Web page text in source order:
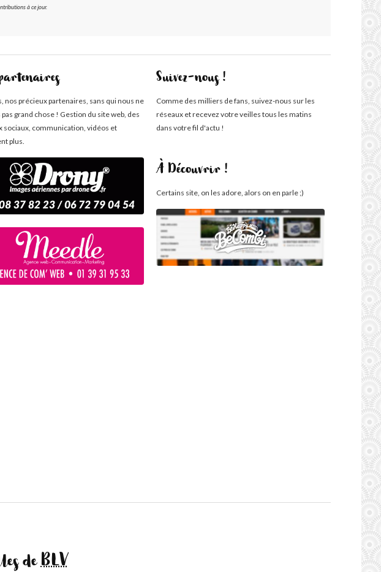
à ce jour.
nos précieux partenaires, sans qui nous ne
grand chose ! Gestion du site web, des
sociaux, communication, vidéos et
plus.
Suivez-nous !
Comme des milliers de fans, suivez-nous sur les
réseaux et recevez votre veilles tous les matins
dans votre fil d'actu !
À Découvrir !
Certains site, on les adore, alors on en parle ;)
deBLV